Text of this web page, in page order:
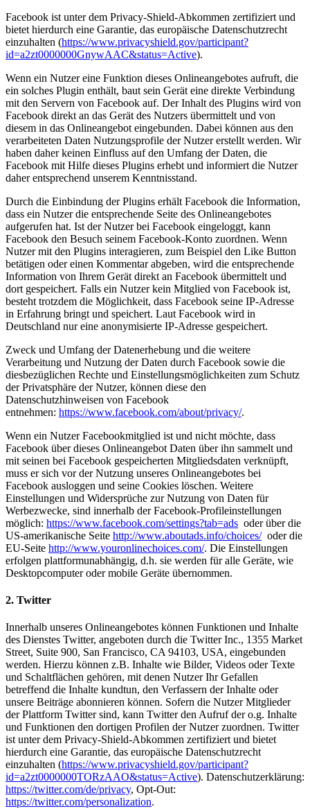
Facebook ist unter dem Privacy-Shield-Abkommen zertifiziert und
bietet hierdurch eine Garantie, das europäische Datenschutzrecht
einzuhalten (https://www.privacyshield.gov/participant?
id=a2zt0000000GnywAAC&status=Active).
Wenn ein Nutzer eine Funktion dieses Onlineangebotes aufruft, die
ein solches Plugin enthält, baut sein Gerät eine direkte Verbindung
mit den Servern von Facebook auf. Der Inhalt des Plugins wird von
Facebook direkt an das Gerät des Nutzers übermittelt und von
diesem in das Onlineangebot eingebunden. Dabei können aus den
verarbeiteten Daten Nutzungsprofile der Nutzer erstellt werden. Wir
haben daher keinen Einfluss auf den Umfang der Daten, die
Facebook mit Hilfe dieses Plugins erhebt und informiert die Nutzer
daher entsprechend unserem Kenntnisstand.
Durch die Einbindung der Plugins erhält Facebook die Information,
dass ein Nutzer die entsprechende Seite des Onlineangebotes
aufgerufen hat. Ist der Nutzer bei Facebook eingeloggt, kann
Facebook den Besuch seinem Facebook-Konto zuordnen. Wenn
Nutzer mit den Plugins interagieren, zum Beispiel den Like Button
betätigen oder einen Kommentar abgeben, wird die entsprechende
Information von Ihrem Gerät direkt an Facebook übermittelt und
dort gespeichert. Falls ein Nutzer kein Mitglied von Facebook ist,
besteht trotzdem die Möglichkeit, dass Facebook seine IP-Adresse
in Erfahrung bringt und speichert. Laut Facebook wird in
Deutschland nur eine anonymisierte IP-Adresse gespeichert.
Zweck und Umfang der Datenerhebung und die weitere
Verarbeitung und Nutzung der Daten durch Facebook sowie die
diesbezüglichen Rechte und Einstellungsmöglichkeiten zum Schutz
der Privatsphäre der Nutzer, können diese den
Datenschutzhinweisen von Facebook
entnehmen: https://www.facebook.com/about/privacy/.
Wenn ein Nutzer Facebookmitglied ist und nicht möchte, dass
Facebook über dieses Onlineangebot Daten über ihn sammelt und
mit seinen bei Facebook gespeicherten Mitgliedsdaten verknüpft,
muss er sich vor der Nutzung unseres Onlineangebotes bei
Facebook ausloggen und seine Cookies löschen. Weitere
Einstellungen und Widersprüche zur Nutzung von Daten für
Werbezwecke, sind innerhalb der Facebook-Profileinstellungen
möglich: https://www.facebook.com/settings?tab=ads oder über die
US-amerikanische Seite http://www.aboutads.info/choices/oder die
EU-Seite http://www.youronlinechoices.com/. Die Einstellungen
erfolgen plattformunabhängig, d.h. sie werden für alle Geräte, wie
Desktopcomputer oder mobile Geräte übernommen.
2. Twitter
Innerhalb unseres Onlineangebotes können Funktionen und Inhalte
des Dienstes Twitter, angeboten durch die Twitter Inc., 1355 Market
Street, Suite 900, San Francisco, CA 94103, USA, eingebunden
werden. Hierzu können z.B. Inhalte wie Bilder, Videos oder Texte
und Schaltflächen gehören, mit denen Nutzer Ihr Gefallen
betreffend die Inhalte kundtun, den Verfassern der Inhalte oder
unsere Beiträge abonnieren können. Sofern die Nutzer Mitglieder
der Plattform Twitter sind, kann Twitter den Aufruf der o.g. Inhalte
und Funktionen den dortigen Profilen der Nutzer zuordnen. Twitter
ist unter dem Privacy-Shield-Abkommen zertifiziert und bietet
hierdurch eine Garantie, das europäische Datenschutzrecht
einzuhalten (https://www.privacyshield.gov/participant?
id=a2zt0000000TORzAAO&status=Active). Datenschutzerklärung:
https://twitter.com/de/privacy, Opt-Out:
https://twitter.com/personalization.